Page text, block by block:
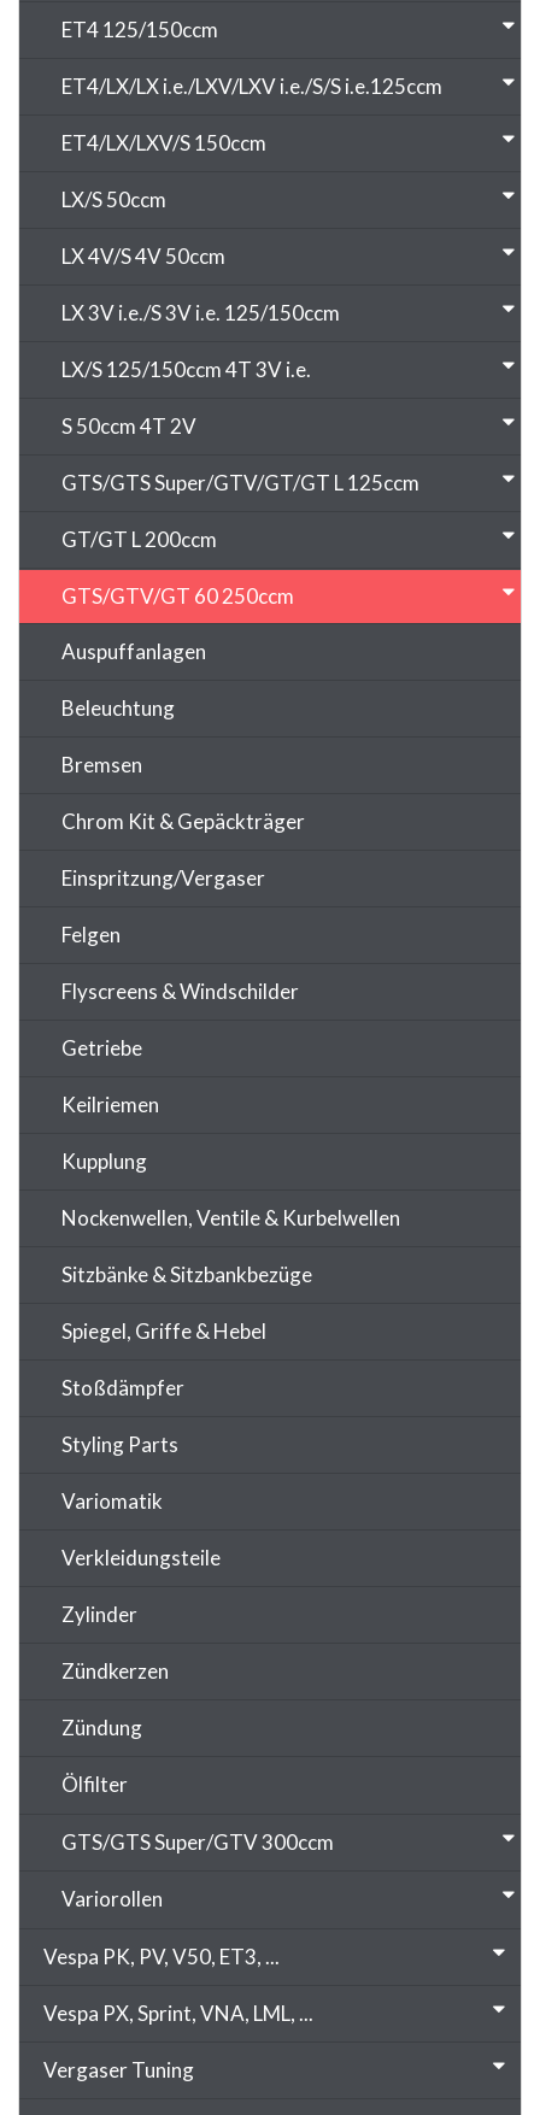
ET4 125/150ccm
ET4/LX/LX i.e./LXV/LXV i.e./S/S i.e.125ccm
ET4/LX/LXV/S 150ccm
LX/S 50ccm
LX 4V/S 4V 50ccm
LX 3V i.e./S 3V i.e. 125/150ccm
LX/S 125/150ccm 4T 3V i.e.
S 50ccm 4T 2V
GTS/GTS Super/GTV/GT/GT L 125ccm
GT/GT L 200ccm
GTS/GTV/GT 60 250ccm
Auspuffanlagen
Beleuchtung
Bremsen
Chrom Kit & Gepäckträger
Einspritzung/Vergaser
Felgen
Flyscreens & Windschilder
Getriebe
Keilriemen
Kupplung
Nockenwellen, Ventile & Kurbelwellen
Sitzbänke & Sitzbankbezüge
Spiegel, Griffe & Hebel
Stoßdämpfer
Styling Parts
Variomatik
Verkleidungsteile
Zylinder
Zündkerzen
Zündung
Ölfilter
GTS/GTS Super/GTV 300ccm
Variorollen
Vespa PK, PV, V50, ET3, ...
Vespa PX, Sprint, VNA, LML, ...
Vergaser Tuning